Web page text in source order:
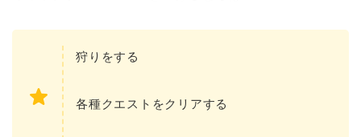
狩りをする
各種クエストをクリアする